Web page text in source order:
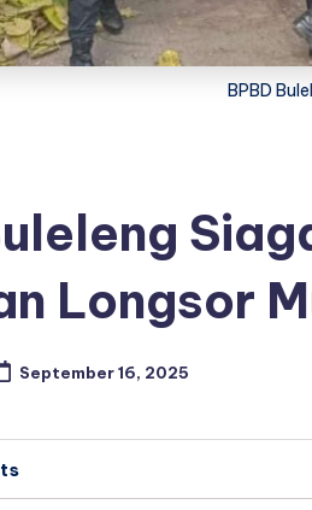
BPBD
Longsor
September 16, 2025